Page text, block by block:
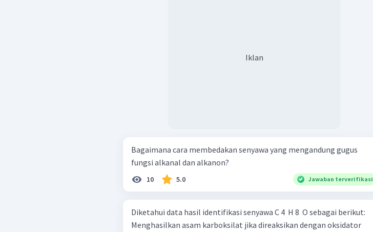
Iklan
Bagaimana cara membedakan senyawa yang mengandung gugus
fungsi alkanal dan alkanon?
10 5.0 Jawaban terverifikasi
Diketahui data hasil identifikasi senyawa C 4 ​ H 8 ​ O sebagai berikut:
Menghasilkan asam karboksilat jika direaksikan dengan oksidator